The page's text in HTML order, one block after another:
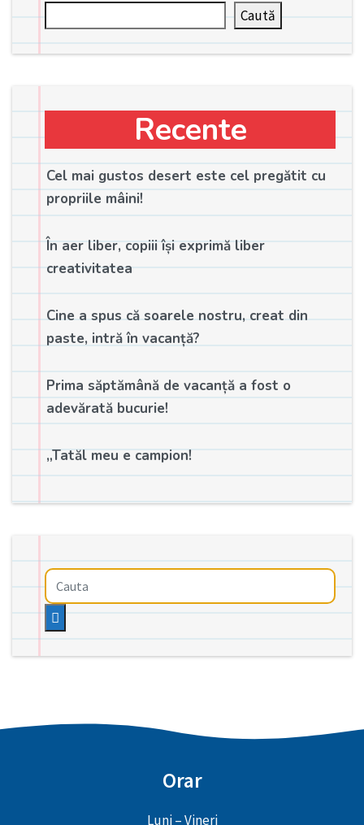
Caută
Recente
Cel mai gustos desert este cel pregătit cu
propriile mâini!
În aer liber, copiii își exprimă liber
creativitatea
Cine a spus că soarele nostru, creat din
paste, intră în vacanță?
Prima săptămână de vacanță a fost o
adevărată bucurie!
„Tatăl meu e campion!
Orar
Luni – Vineri